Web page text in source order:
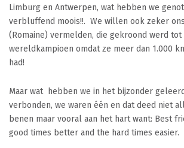
Limburg en Antwerpen, wat hebben we
verbluffend moois!!. We willen ook zeker
(Romaine) vermelden, die gekroond werd tot
wereldkampioen omdat ze meer dan 1.000
had!
Maar wat hebben we in het bijzonder
verbonden, we waren één en dat deed niet
benen maar vooral aan het hart want: Best
good times better and the hard times easier.